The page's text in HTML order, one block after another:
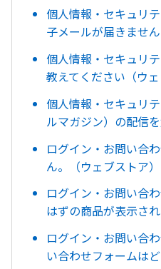
個人情報・セキュリ
子メールが届きません
個人情報・セキュリ
教えてください（ウェ
個人情報・セキュリ
ルマガジン）の配信
ログイン・お問い合
ん。（ウェブストア）
ログイン・お問い合
はずの商品が表示さ
ログイン・お問い合
い合わせフォームは